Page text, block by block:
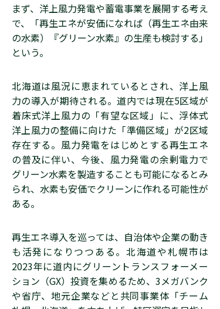
まず、洋上風力発電や蓄電事業を展開する考え
で、「再生エネが安価になれば（再生エネ由来
の水素）『グリーン水素』の生産も検討する」
という。
北海道は風況に恵まれているとされ、洋上風
力の導入が期待される。道内では現在5区域が
着床式洋上風力の「有望な区域」に、浮体式
洋上風力の整備に向けた「準備区域」が2区域
存在する。風力発電をはじめとする再生エネ
の普及に伴い、今後、風力発電の余剰電力で
グリーン水素を製造することも可能になるとみ
られ、水素も安価でクリーンに作れる可能性が
ある。
再生エネ導入を巡っては、自治体や企業の動き
も活発になりつつある。北海道や札幌市は
2023年に道内にグリーントランスフォーメー
ション（GX）投資を集めるため、3メガバンク
や省庁、地元企業などと共同事業体「チーム